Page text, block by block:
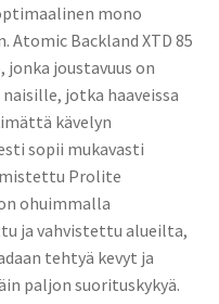
mono
Backland XTD 85
joustavuus on
jotka haaveissa
kävelyn
sopii mukavasti
Prolite
ohuimmalla
ja vahvistettu alueilta,
tehtyä kevyt ja
paljon suorituskykyä.